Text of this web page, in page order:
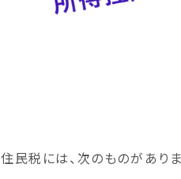
住民税には、次のものがありま